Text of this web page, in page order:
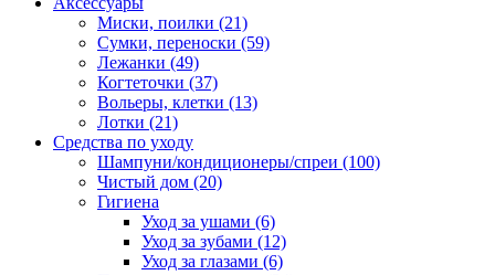
Миски, поилки (21)
Сумки, переноски (59)
Лежанки (49)
Когтеточки (37)
Вольеры, клетки (13)
Лотки (21)
Средства по уходу
Шампуни/кондиционеры/спреи (100)
Чистый дом (20)
Гигиена
Уход за ушами (6)
Уход за зубами (12)
Уход за глазами (6)